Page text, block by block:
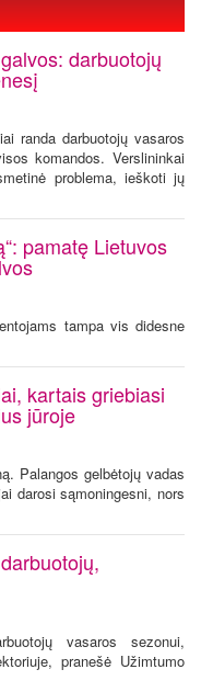
darbuotojų
randa darbuotojų vasaros
komandos. Verslininkai
problema, ieškoti jų
pamatę Lietuvos
tampa vis didesne
kartais griebiasi
jūroje
Palangos gelbėtojų vadas
darosi sąmoningesni, nors
vasaros sezonui,
pranešė Užimtumo